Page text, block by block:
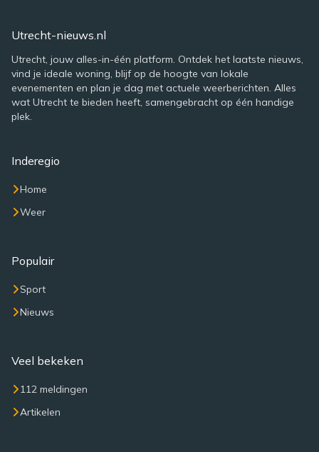
Utrecht-nieuws.nl
Utrecht, jouw alles-in-één platform. Ontdek het laatste nieuws,
vind je ideale woning, blijf op de hoogte van lokale
evenementen en plan je dag met actuele weerberichten. Alles
wat Utrecht te bieden heeft, samengebracht op één handige
plek.
Inderegio
Home
Weer
Populair
Sport
Nieuws
Veel bekeken
112 meldingen
Artikelen